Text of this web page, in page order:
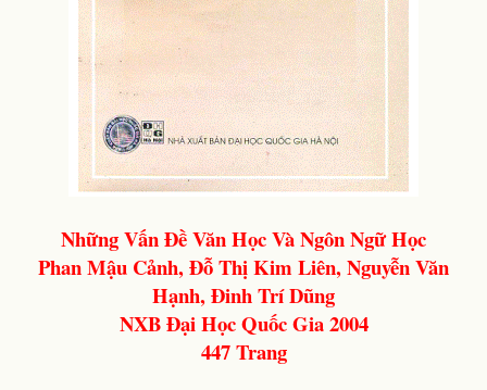
Những Vấn Đề Văn Học Và Ngôn Ngữ Học
Phan Mậu Cảnh, Đỗ Thị Kim Liên, Nguyễn Văn
Hạnh, Đinh Trí Dũng
NXB Đại Học Quốc Gia 2004
447 Trang